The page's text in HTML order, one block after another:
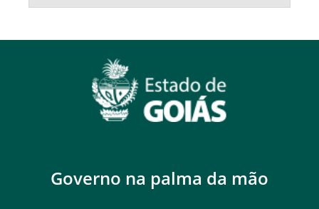
Governo na palma da mão